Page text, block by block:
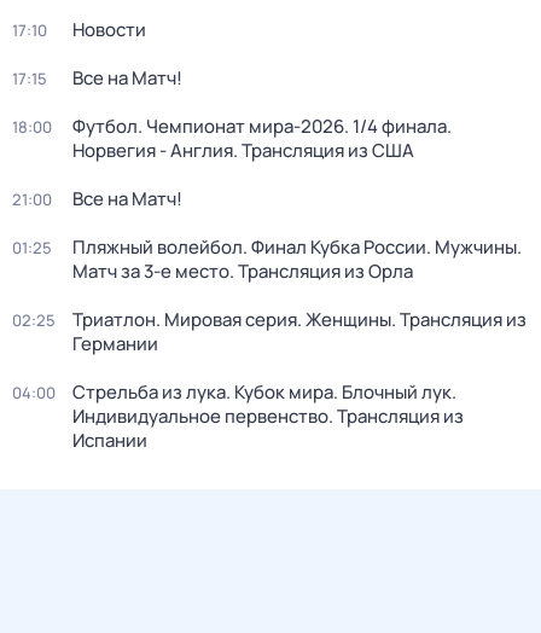
17:10 Новости
17:15 Все на Матч!
18:00
Футбол. Чемпионат мира-2026. 1/4 финала.
Норвегия - Англия. Трансляция из США
21:00 Все на Матч!
01:25
Пляжный волейбол. Финал Кубка России. Мужчины.
Матч за 3-е место. Трансляция из Орла
02:25
Триатлон. Мировая серия. Женщины. Трансляция из
Германии
04:00
Стрельба из лука. Кубок мира. Блочный лук.
Индивидуальное первенство. Трансляция из
Испании